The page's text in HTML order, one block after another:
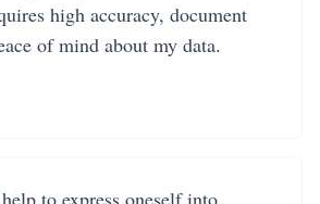
high accuracy, document
of mind about my data.
to express oneself into